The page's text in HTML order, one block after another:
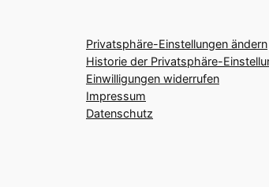
Privatsphäre-Einstellungen ändern
Historie der Privatsphäre-
Einwilligungen widerrufen
Impressum
Datenschutz